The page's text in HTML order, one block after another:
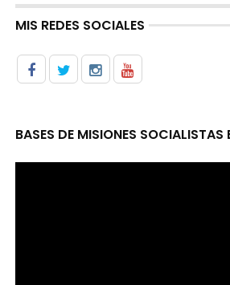
MIS REDES SOCIALES
BASES DE MISIONES SOCIALISTAS